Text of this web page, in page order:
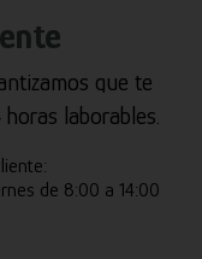
que te
laborables.
de 8:00 a 14:00